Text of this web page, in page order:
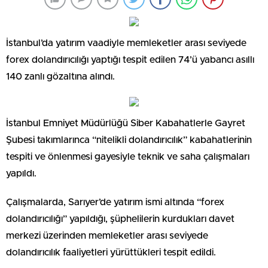
İstanbul’da yatırım vaadiyle memleketler arası seviyede
forex dolandırıcılığı yaptığı tespit edilen 74’ü yabancı asıllı
140 zanlı gözaltına alındı.
İstanbul Emniyet Müdürlüğü Siber Kabahatlerle Gayret
Şubesi takımlarınca “nitelikli dolandırıcılık” kabahatlerinin
tespiti ve önlenmesi gayesiyle teknik ve saha çalışmaları
yapıldı.
Çalışmalarda, Sarıyer’de yatırım ismi altında “forex
dolandırıcılığı” yapıldığı, şüphelilerin kurdukları davet
merkezi üzerinden memleketler arası seviyede
dolandırıcılık faaliyetleri yürüttükleri tespit edildi.